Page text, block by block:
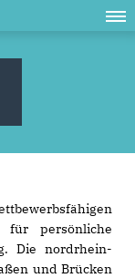
für persönliche
Die nordrhein-
und Brücken